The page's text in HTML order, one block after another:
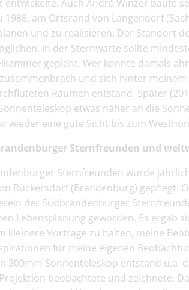
entwickelte. Auch Andrè Winzer baute
am Ortsrand von Langendorf
und zu realisieren. Der Standort
In der Sternwarte sollte
geplant. Wer konnte damals
und sich hinter
Räumen entstand. Später
etwas näher an die
wieder eine gute Sicht bis zum
Sternfreunden und
Sternfreunden wurde
Rückersdorf (Brandenburg) gepflegt.
der Südbrandenburger
Lebensplanung geworden. Es ergab
kleinere Vorträge zu halten, meine
für meine eigenen
300mm Sonnenteleskop entstand u.a.
beobachtete und zeichnete.